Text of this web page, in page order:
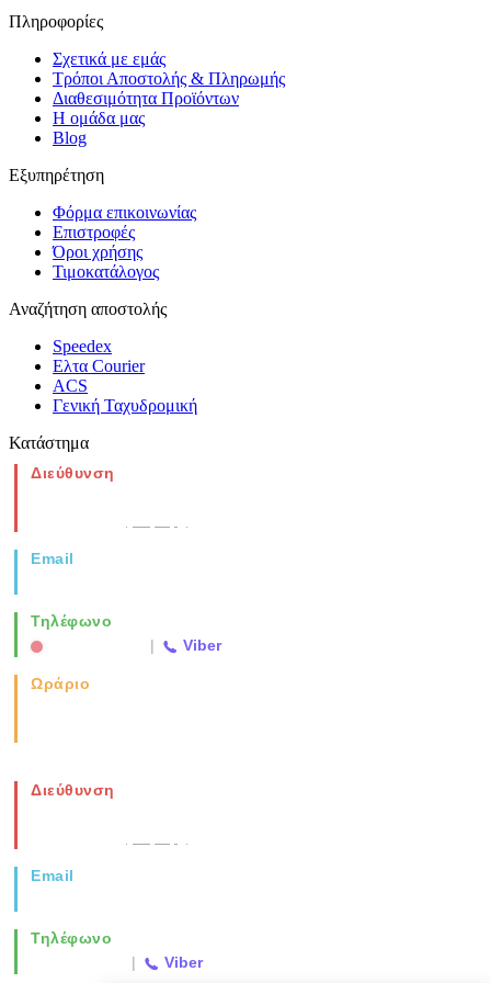
Πληροφορίες
Σχετικά με εμάς
Τρόποι Αποστολής & Πληρωμής
Διαθεσιμότητα Προϊόντων
Η ομάδα μας
Blog
Εξυπηρέτηση
Φόρμα επικοινωνίας
Επιστροφές
Όροι χρήσης
Τιμοκατάλογος
Αναζήτηση αποστολής
Speedex
Ελτα Courier
ACS
Γενική Ταχυδρομική
Κατάστημα
Διεύθυνση
Email
Τηλέφωνο
| Viber
Ωράριο
Διεύθυνση
Email
Τηλέφωνο
| Viber